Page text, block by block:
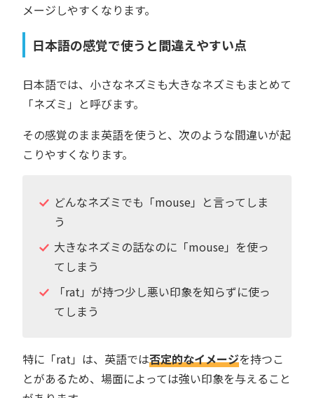
メージしやすくなります。
日本語の感覚で使うと間違えやすい点
日本語では、小さなネズミも大きなネズミもまとめて
「ネズミ」と呼びます。
その感覚のまま英語を使うと、次のような間違いが起
こりやすくなります。
どんなネズミでも「mouse」と言ってしま
う
大きなネズミの話なのに「mouse」を使っ
てしまう
「rat」が持つ少し悪い印象を知らずに使っ
てしまう
特に「rat」は、英語では否定的なイメージを持つこ
とがあるため、場面によっては強い印象を与えること